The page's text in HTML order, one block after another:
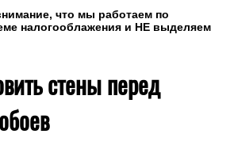
что мы работаем по
налогооблажения и НЕ выделяем
стены перед